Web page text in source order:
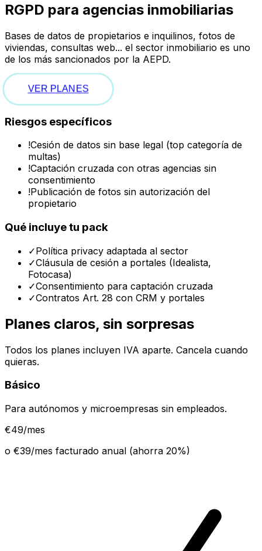
RGPD para agencias inmobiliarias
Bases de datos de propietarios e inquilinos, fotos de
viviendas, consultas web... el sector inmobiliario es uno
de los más sancionados por la AEPD.
VER PLANES
Riesgos específicos
!Cesión de datos sin base legal (top categoría de
multas)
!Captación cruzada con otras agencias sin
consentimiento
!Publicación de fotos sin autorización del
propietario
Qué incluye tu pack
✓Política privacy adaptada al sector
✓Cláusula de cesión a portales (Idealista,
Fotocasa)
✓Consentimiento para captación cruzada
✓Contratos Art. 28 con CRM y portales
Planes claros, sin sorpresas
Todos los planes incluyen IVA aparte. Cancela cuando
quieras.
Básico
Para autónomos y microempresas sin empleados.
€49/mes
o €39/mes facturado anual (ahorra 20%)